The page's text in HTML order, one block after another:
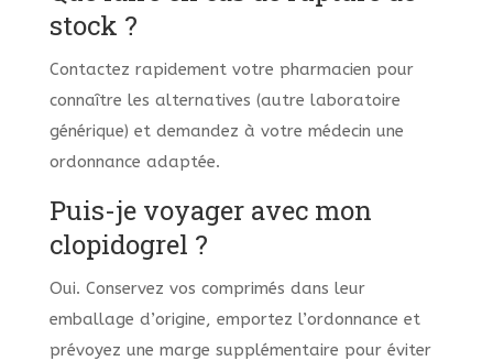
stock ?
Contactez rapidement votre pharmacien pour
connaître les alternatives (autre laboratoire
générique) et demandez à votre médecin une
ordonnance adaptée.
Puis-je voyager avec mon
clopidogrel ?
Oui. Conservez vos comprimés dans leur
emballage d’origine, emportez l’ordonnance et
prévoyez une marge supplémentaire pour éviter